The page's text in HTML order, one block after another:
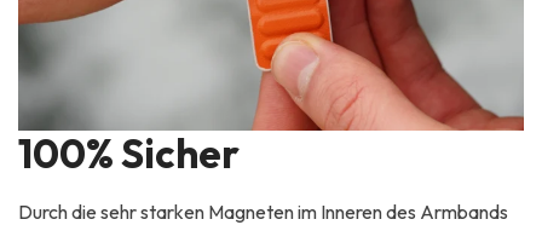
100% Sicher
Durch die sehr starken Magneten im Inneren des Armbands